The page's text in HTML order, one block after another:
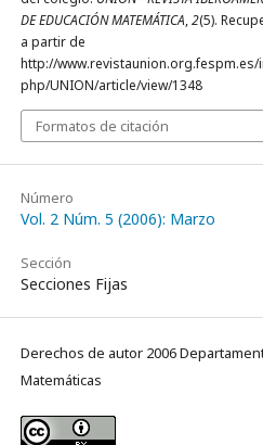
DE EDUCACIÓN MATEMÁTICA,2(5).
a partir de
http://www.revistaunion.org.fespm.es/
php/UNION/article/view/1348
Formatos de citación
Número
Vol. 2 Núm. 5 (2006): Marzo
Sección
Secciones Fijas
Derechos de autor 2006
Matemáticas